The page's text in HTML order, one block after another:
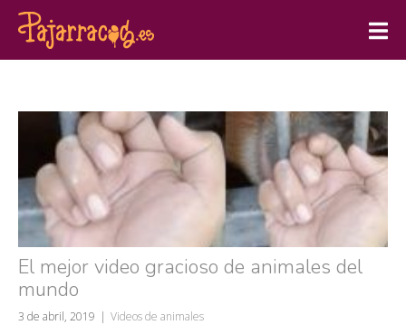
El mejor video gracioso de animales del
mundo
3 de abril, 2019 Videos de animales